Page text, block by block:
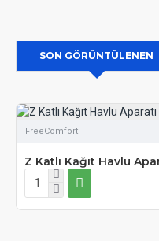
SON GÖRÜNTÜLENEN
FreeComfort
Z Katlı Kağıt Havlu